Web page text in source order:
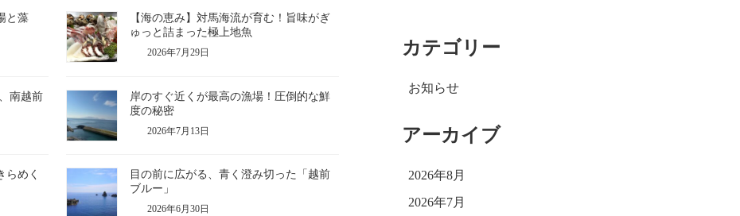
と藻
【海の恵み】対馬海流が育む！旨味がぎ
ゅっと詰まった極上地魚
2026年7月29日
南越前
岸のすぐ近くが最高の漁場！圧倒的な鮮
度の秘密
2026年7月13日
らめく
目の前に広がる、青く澄み切った「越前
ブルー」
2026年6月30日
カテゴリー
お知らせ
アーカイブ
2026年8月
2026年7月